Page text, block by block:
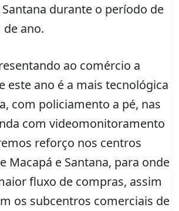
durante o período de
ano.
ao comércio a
este ano é a mais tecnológica
com policiamento a pé, nas
com videomonitoramento
reforço nos centros
Macapá e Santana, para onde
fluxo de compras, assim
os subcentros comerciais de